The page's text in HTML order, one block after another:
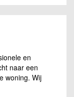
en
naar een
woning. Wij